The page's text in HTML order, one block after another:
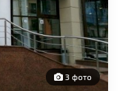
3 фото